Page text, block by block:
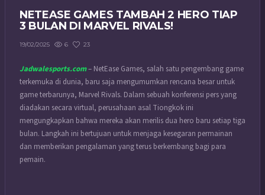
NETEASE GAMES TAMBAH 2 HERO TIAP
3 BULAN DI MARVEL RIVALS!
19/02/2025 6 23
Jadwalesports.com– NetEase Games, salah satu pengembang game
terkemuka di dunia, baru saja mengumumkan rencana besar untuk
game terbarunya, Marvel Rivals. Dalam sebuah konferensi pers yang
diadakan secara virtual, perusahaan asal Tiongkok ini
mengungkapkan bahwa mereka akan merilis dua hero baru setiap tiga
bulan. Langkah ini bertujuan untuk menjaga kesegaran permainan
dan memberikan pengalaman yang terus berkembang bagi para
pemain.